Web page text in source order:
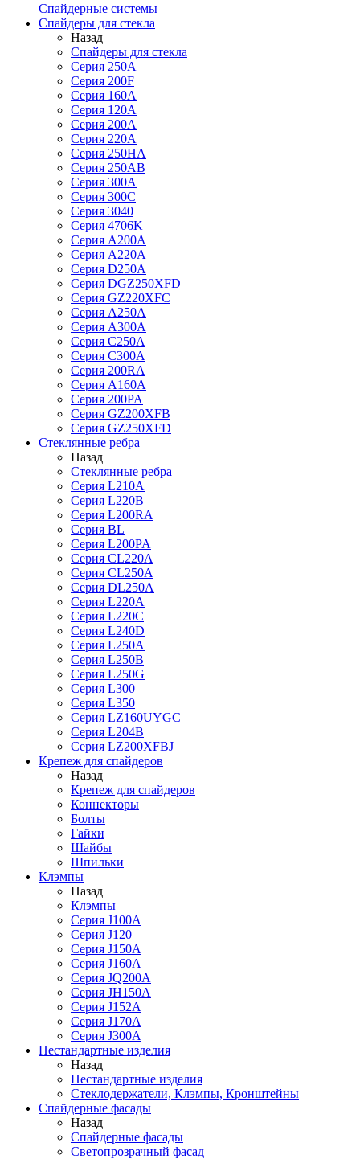
Спайдерные системы
Спайдеры для стекла
Назад
Спайдеры для стекла
Серия 250А
Серия 200F
Серия 160А
Серия 120A
Серия 200А
Серия 220А
Серия 250HA
Серия 250АB
Серия 300А
Серия 300С
Серия 3040
Серия 4706K
Серия A200A
Серия A220A
Серия D250A
Серия DGZ250XFD
Серия GZ220XFC
Серия А250А
Серия А300А
Серия С250A
Серия С300A
Серия 200RA
Серия А160A
Серия 200PA
Серия GZ200XFB
Серия GZ250XFD
Стеклянные ребра
Назад
Стеклянные ребра
Серия L210А
Серия L220В
Серия L200RA
Серия BL
Серия L200PA
Серия CL220A
Серия CL250A
Серия DL250A
Серия L220A
Серия L220C
Серия L240D
Серия L250A
Серия L250B
Серия L250G
Серия L300
Серия L350
Серия LZ160UYGC
Серия L204B
Серия LZ200XFBJ
Крепеж для спайдеров
Назад
Крепеж для спайдеров
Коннекторы
Болты
Гайки
Шайбы
Шпильки
Клэмпы
Назад
Клэмпы
Серия J100A
Серия J120
Серия J150A
Серия J160A
Серия JQ200A
Серия JH150A
Серия J152A
Серия J170A
Серия J300A
Нестандартные изделия
Назад
Нестандартные изделия
Стеклодержатели, Клэмпы, Кронштейны
Спайдерные фасады
Назад
Спайдерные фасады
Светопрозрачный фасад